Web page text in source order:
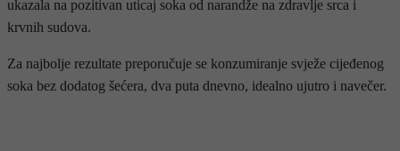
ukazala na pozitivan uticaj soka od narandže na zdravlje srca i
krvnih sudova.
Za najbolje rezultate preporučuje se konzumiranje svježe cijeđenog
soka bez dodatog šećera, dva puta dnevno, idealno ujutro i navečer.